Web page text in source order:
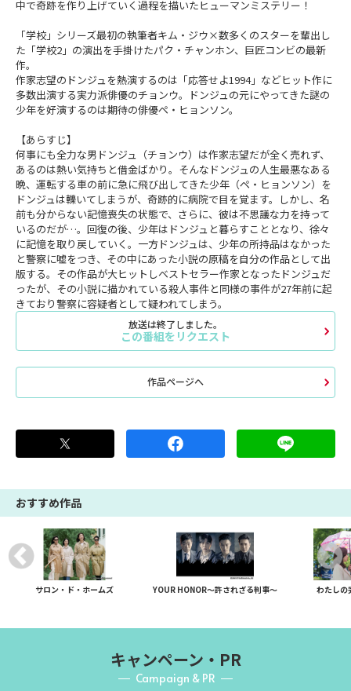
中で奇跡を作り上げていく過程を描いたヒューマンミステリー！
「学校」シリーズ最初の執筆者キム・ジウ×数多くのスターを輩出し
た「学校2」の演出を手掛けたパク・チャンホン、巨匠コンビの最新
作。
作家志望のドンジュを熱演するのは「応答せよ1994」などヒット作に
多数出演する実力派俳優のチョンウ。ドンジュの元にやってきた謎の
少年を好演するのは期待の俳優ペ・ヒョンソン。
【あらすじ】
何事にも全力な男ドンジュ（チョンウ）は作家志望だが全く売れず、
あるのは熱い気持ちと借金ばかり。そんなドンジュの人生最悪なある
晩、運転する車の前に急に飛び出してきた少年（ペ・ヒョンソン）を
ドンジュは轢いてしまうが、奇跡的に病院で目を覚ます。しかし、名
前も分からない記憶喪失の状態で、さらに、彼は不思議な力を持って
いるのだが…。回復の後、少年はドンジュと暮らすこととなり、徐々
に記憶を取り戻していく。一方ドンジュは、少年の所持品はなかった
と警察に嘘をつき、その中にあった小説の原稿を自分の作品として出
版する。その作品が大ヒットしベストセラー作家となったドンジュだ
ったが、その小説に描かれている殺人事件と同様の事件が27年前に起
きており警察に容疑者として疑われてしまう。
放送は終了しました。
この番組をリクエスト
作品ページへ
おすすめ作品
サロン・ド・ホームズ YOUR HONOR～許されざる判事～ わたしの
キャンペーン・PR
Campaign & PR